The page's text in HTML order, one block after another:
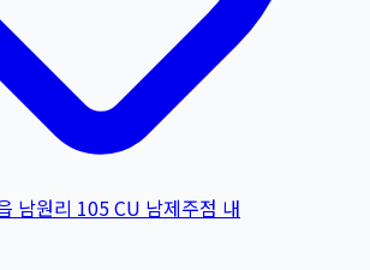
남원리 105 CU 남제주점 내